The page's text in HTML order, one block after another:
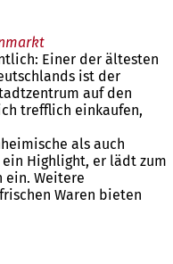
Einer der ältesten
ist der
auf den
trefflich einkaufen,
als auch
Highlight, er lädt zum
ein. Weitere
Waren bieten